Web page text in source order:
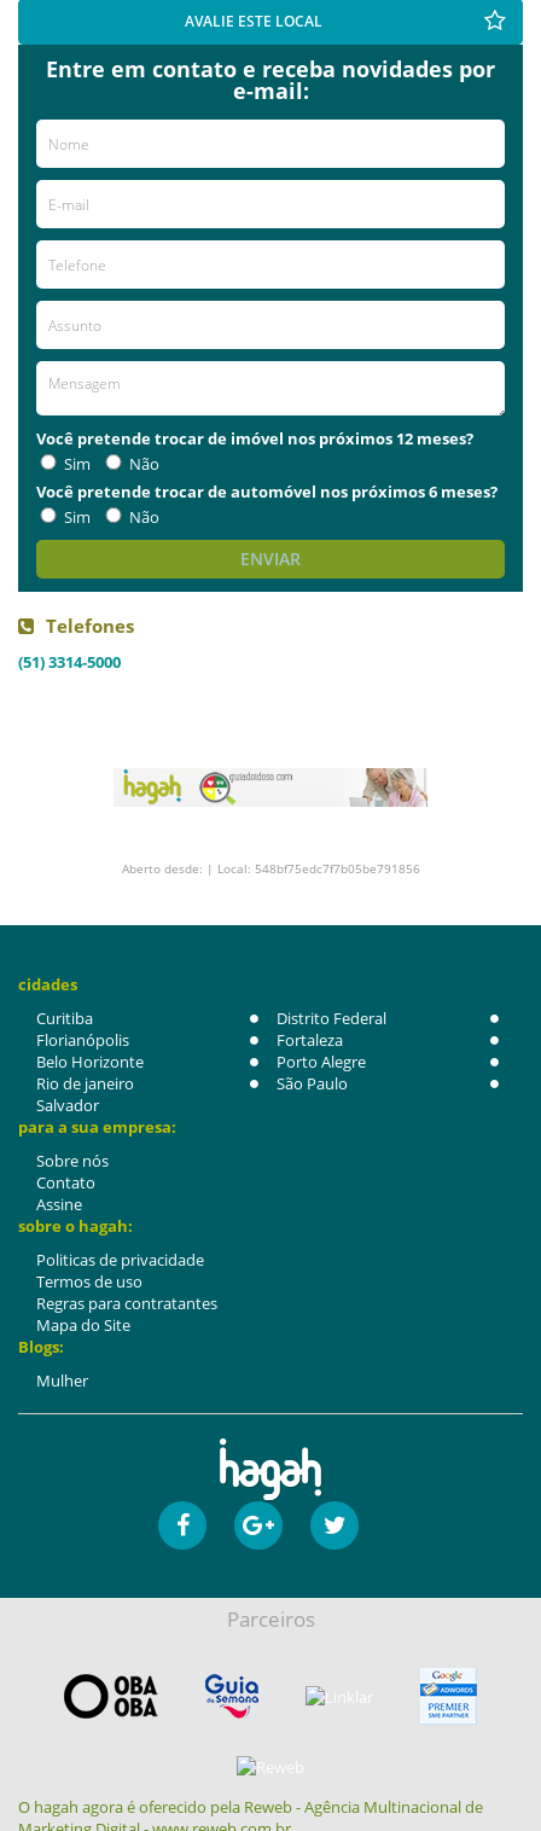
AVALIE ESTE LOCAL
Entre em contato e receba novidades por
e-mail:
Você pretende trocar de imóvel nos próximos 12 meses?
Sim
Não
Você pretende trocar de automóvel nos próximos 6 meses?
Sim
Não
ENVIAR
Telefones
(51) 3314-5000
Aberto desde: | Local: 548bf75edc7f7b05be791856
cidades
Curitiba
Distrito Federal
Florianópolis
Fortaleza
Belo Horizonte
Porto Alegre
Rio de janeiro
São Paulo
Salvador
para a sua empresa:
Sobre nós
Contato
Assine
sobre o hagah:
Politicas de privacidade
Termos de uso
Regras para contratantes
Mapa do Site
Blogs:
Mulher
Parceiros
O hagah agora é oferecido pela Reweb - Agência Multinacional de